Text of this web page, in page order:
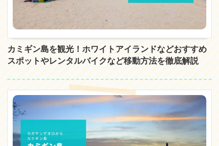
カミギン島を観光！ホワイトアイランドなどおすすめ
スポットやレンタルバイクなど移動方法を徹底解説